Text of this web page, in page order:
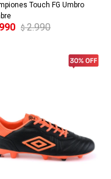
Touch FG Umbro
$ 2.990